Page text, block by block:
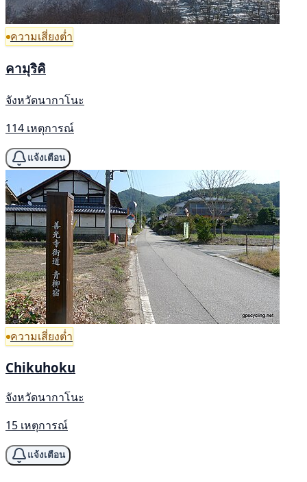
ความเสี่ยงต่ำ
คามุริคิ
จังหวัดนากาโนะ
114 เหตุการณ์
แจ้งเตือน
ความเสี่ยงต่ำ
Chikuhoku
จังหวัดนากาโนะ
15 เหตุการณ์
แจ้งเตือน